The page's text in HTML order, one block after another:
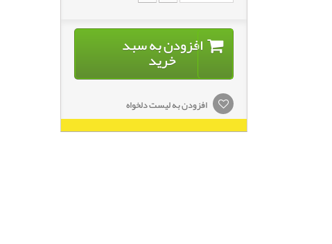
افزودن به سبد
خرید
افزودن به لیست دلخواه